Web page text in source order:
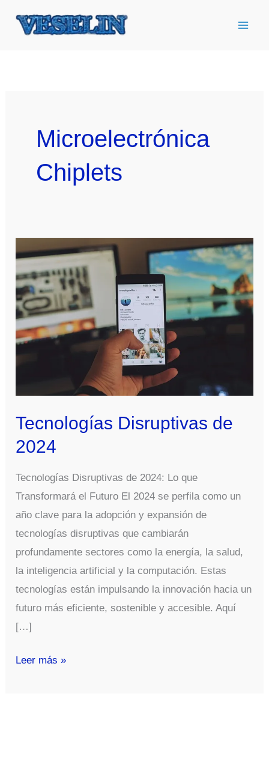
Microelectrónica
Chiplets
Tecnologías Disruptivas de
2024
Tecnologías Disruptivas de 2024: Lo que
Transformará el Futuro El 2024 se perfila como un
año clave para la adopción y expansión de
tecnologías disruptivas que cambiarán
profundamente sectores como la energía, la salud,
la inteligencia artificial y la computación. Estas
tecnologías están impulsando la innovación hacia un
futuro más eficiente, sostenible y accesible. Aquí
[…]
Tecnologías
Leer más »